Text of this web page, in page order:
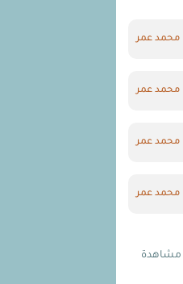
محمد عمر
محمد عمر
محمد عمر
محمد عمر